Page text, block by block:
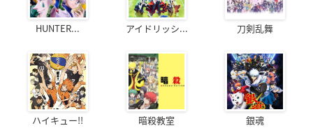
HUNTER... アイドリッシ... 刀剣乱舞
ハイキュー!! 暗殺教室 銀魂